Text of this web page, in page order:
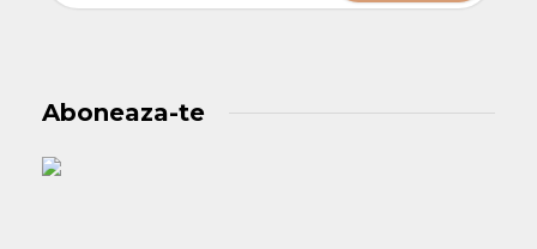
Aboneaza-te